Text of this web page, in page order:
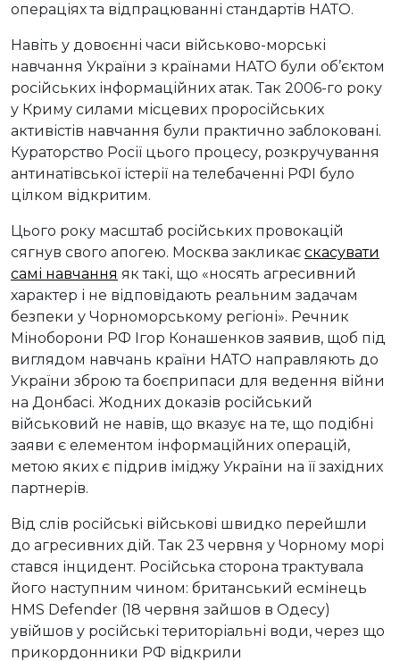
операціях та відпрацюванні стандартів НАТО.
Навіть у довоєнні часи військово-морські
навчання України з країнами НАТО були об’єктом
російських інформаційних атак. Так 2006-го року
у Криму силами місцевих проросійських
активістів навчання були практично заблоковані.
Кураторство Росії цього процесу, розкручування
антинатівської істерії на телебаченні РФІ було
цілком відкритим.
Цього року масштаб російських провокацій
сягнув свого апогею. Москва закликає скасувати
самі навчання як такі, що «носять агресивний
характер і не відповідають реальним задачам
безпеки у Чорноморському регіоні». Речник
Міноборони РФ Ігор Конашенков заявив, щоб під
виглядом навчань країни НАТО направляють до
України зброю та боєприпаси для ведення війни
на Донбасі. Жодних доказів російський
військовий не навів, що вказує на те, що подібні
заяви є елементом інформаційних операцій,
метою яких є підрив іміджу України на її західних
партнерів.
Від слів російські військові швидко перейшли
до агресивних дій. Так 23 червня у Чорному морі
стався інцидент. Російська сторона трактувала
його наступним чином: британський есмінець
HMS Defender (18 червня зайшов в Одесу)
увійшов у російські територіальні води, через що
прикордонники РФ відкрили